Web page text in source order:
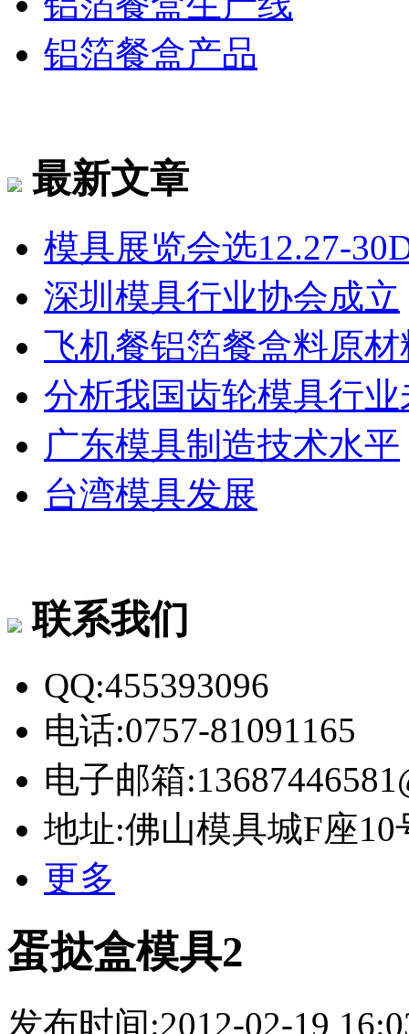
铝箔餐盒产品
最新文章
模具展览会选12.27-
深圳模具行业协会成立
飞机餐铝箔餐盒料原
分析我国齿轮模具行
广东模具制造技术水平
台湾模具发展
联系我们
QQ:455393096
电话:0757-81091165
电子邮箱
地址:佛山模具城F座10
更多
蛋挞盒模具2
发布时间:2012-02-19